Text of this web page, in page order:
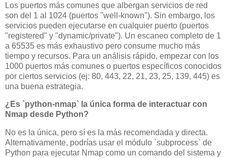
Los puertos más comunes que albergan servicios de red
son del 1 al 1024 (puertos "well-known"). Sin embargo, los
servicios pueden ejecutarse en cualquier puerto (puertos
"registered" y "dynamic/private"). Un escaneo completo de 1
a 65535 es más exhaustivo pero consume mucho más
tiempo y recursos. Para un análisis rápido, empezar con los
1000 puertos más comunes o puertos específicos conocidos
por ciertos servicios (ej: 80, 443, 22, 21, 23, 25, 139, 445) es
una buena estrategia.
¿Es `python-nmap` la única forma de interactuar con
Nmap desde Python?
No es la única, pero sí es la más recomendada y directa.
Alternativamente, podrías usar el módulo `subprocess` de
Python para ejecutar Nmap como un comando del sistema y